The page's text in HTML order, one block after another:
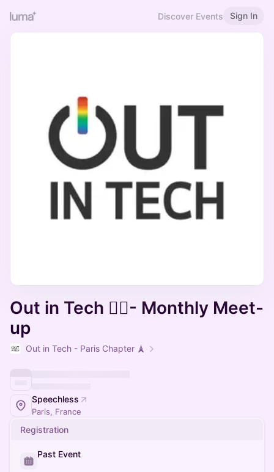
Discover Events Sign In
Out in Tech 🏳️‍🌈- Monthly Meet-
up
Out in Tech - Paris Chapter 🗼
Speechless
Paris, France
Registration
Past Event